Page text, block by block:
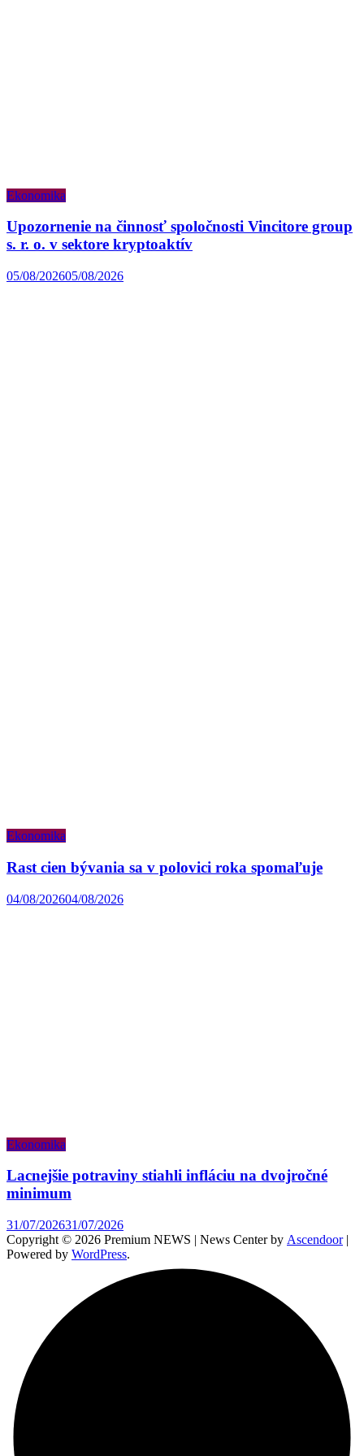
Ekonomika
Upozornenie na činnosť spoločnosti Vincitore group
s. r. o. v sektore kryptoaktív
05/08/202605/08/2026
Ekonomika
Rast cien bývania sa v polovici roka spomaľuje
04/08/202604/08/2026
Ekonomika
Lacnejšie potraviny stiahli infláciu na dvojročné
minimum
31/07/202631/07/2026
Copyright © 2026 Premium NEWS | News Center by Ascendoor|
Powered by WordPress.